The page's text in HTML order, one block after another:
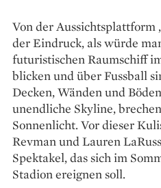
Von der Aussichtsplattform
der Eindruck, als würde
futuristischen Raumschiff
blicken und über Fussball
Decken, Wänden und
unendliche Skyline,
Sonnenlicht. Vor dieser
Revman und Lauren
Spektakel, das sich im
Stadion ereignen soll.